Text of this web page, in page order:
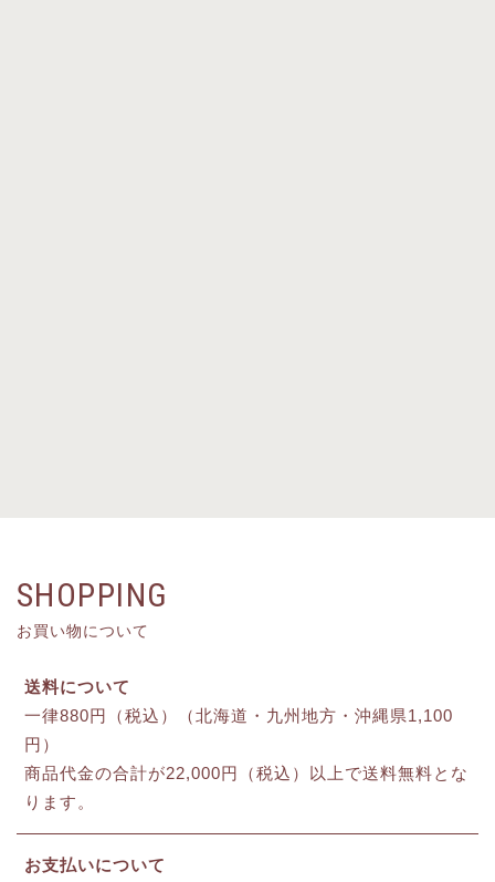
SHOPPING
お買い物について
送料について
一律880円（税込）（北海道・九州地方・沖縄県1,100
円）
商品代金の合計が22,000円（税込）以上で送料無料とな
ります。
お支払いについて